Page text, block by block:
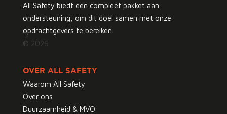
All Safety biedt een compleet pakket aan
ondersteuning, om dit doel samen met onze
opdrachtgevers te bereiken.
© 2026
OVER ALL SAFETY
Waarom All Safety
Over ons
Duurzaamheid & MVO